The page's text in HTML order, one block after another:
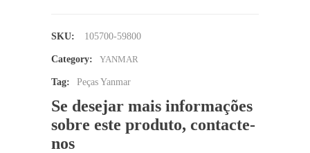
SKU: 105700-59800
Category: YANMAR
Tag: Peças Yanmar
Se desejar mais informações
sobre este produto, contacte-
nos